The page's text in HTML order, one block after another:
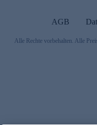
AGB
Alle Rechte vorbehalten. Alle